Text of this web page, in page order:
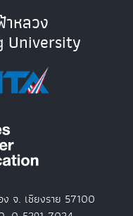
หลวง
University
จ. เชียงราย 57100